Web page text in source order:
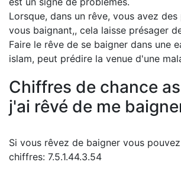
Lorsque, dans un rêve, vous avez
vous baignant,, cela laisse présager
Faire le rêve de se baigner dans une
islam, peut prédire la venue d'une
Chiffres de chance
j'ai rêvé de me
Si vous rêvez de baigner vous
chiffres: 7.5.1.44.3.54